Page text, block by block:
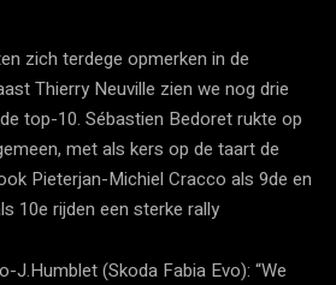
zich terdege opmerken in de
Thierry Neuville zien we nog drie
top-10. Sébastien Bedoret rukte op
met als kers op de taart de
Pieterjan-Michiel Cracco als 9de en
10e rijden een sterke rally
J.Humblet (Skoda Fabia Evo): “We